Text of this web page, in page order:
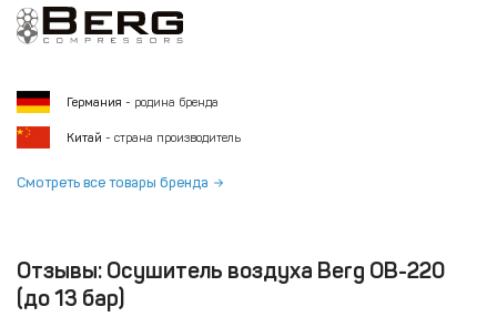
Германия - родина бренда
Китай - страна производитель
Смотреть все товары бренда
Отзывы: Осушитель воздуха Berg ОВ-220
(до 13 бар)